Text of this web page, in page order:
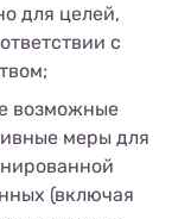
для целей,
с
возможные
меры для
(включая